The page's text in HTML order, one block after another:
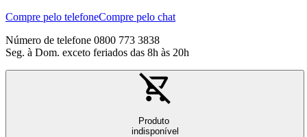
Compre pelo telefoneCompre pelo chat
Número de telefone 0800 773 3838
Seg. à Dom. exceto feriados das 8h às 20h
Produto
indisponível